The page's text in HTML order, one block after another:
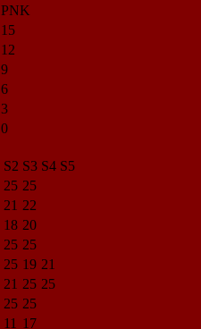
PNK
15
12
9
6
3
0
S2 S3 S4 S5
25 25
21 22
18 20
25 25
25 19 21
21 25 25
25 25
11 17